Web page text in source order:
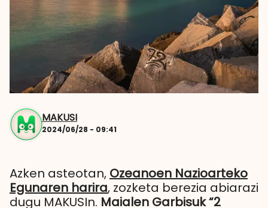
MAKUSI
2024/06/28 - 09:41
Azken asteotan, Ozeanoen Nazioarteko
Egunaren harira, zozketa berezia abiarazi
dugu MAKUSIn. Maialen Garbisuk “2